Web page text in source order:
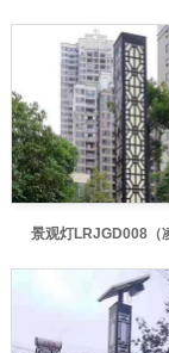
景观灯LRJGD008（